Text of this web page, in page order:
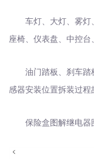
车灯、大灯、雾灯
座椅、仪表盘、 中控台
油门踏板、 刹车踏
感器安装位置拆装过
保险盒图解继电器